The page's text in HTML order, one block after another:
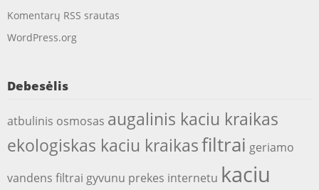
Komentarų RSS srautas
WordPress.org
Debesėlis
atbulinis osmosas augalinis kaciu kraikas
ekologiskas kaciu kraikasfiltrai geriamo
vandens filtrai gyvunu prekes internetu kaciu